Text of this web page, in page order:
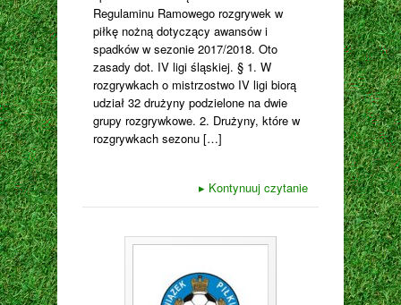
Regulaminu Ramowego rozgrywek w
piłkę nożną dotyczący awansów i
spadków w sezonie 2017/2018. Oto
zasady dot. IV ligi śląskiej. § 1. W
rozgrywkach o mistrzostwo IV ligi biorą
udział 32 drużyny podzielone na dwie
grupy rozgrywkowe. 2. Drużyny, które w
rozgrywkach sezonu […]
▸ Kontynuuj czytanie